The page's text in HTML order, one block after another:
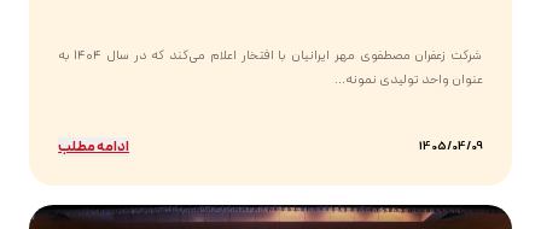
شرکت زعفران مصطفوی مهر ایرانیان با افتخار اعلام می‌کند که در سال ۱۴۰۴ به
عنوان واحد تولیدی نمونه...
1405/04/09 ادامه مطلب